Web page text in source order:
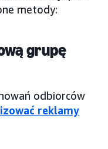
metody:
grupę
odbiorców
reklamy